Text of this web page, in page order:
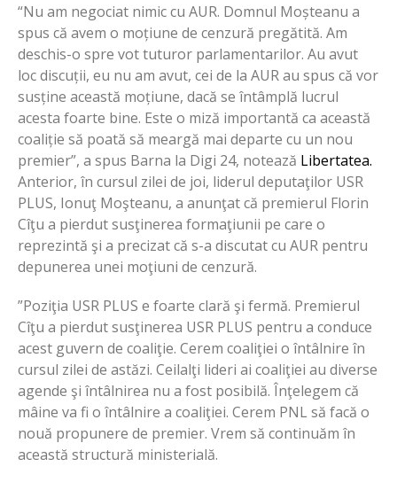
“Nu am negociat nimic cu AUR. Domnul Moșteanu a
spus că avem o moțiune de cenzură pregătită. Am
deschis-o spre vot tuturor parlamentarilor. Au avut
loc discuții, eu nu am avut, cei de la AUR au spus că vor
susține această moțiune, dacă se întâmplă lucrul
acesta foarte bine. Este o miză importantă ca această
coaliție să poată să meargă mai departe cu un nou
premier”, a spus Barna la Digi 24, notează Libertatea.
Anterior, în cursul zilei de joi, liderul deputaţilor USR
PLUS, Ionuţ Moşteanu, a anunţat că premierul Florin
Cîţu a pierdut susţinerea formaţiunii pe care o
reprezintă şi a precizat că s-a discutat cu AUR pentru
depunerea unei moţiuni de cenzură.
”Poziţia USR PLUS e foarte clară şi fermă. Premierul
Cîţu a pierdut susţinerea USR PLUS pentru a conduce
acest guvern de coaliţie. Cerem coaliţiei o întâlnire în
cursul zilei de astăzi. Ceilalţi lideri ai coaliţiei au diverse
agende şi întâlnirea nu a fost posibilă. Înţelegem că
mâine va fi o întâlnire a coaliţiei. Cerem PNL să facă o
nouă propunere de premier. Vrem să continuăm în
această structură ministerială.